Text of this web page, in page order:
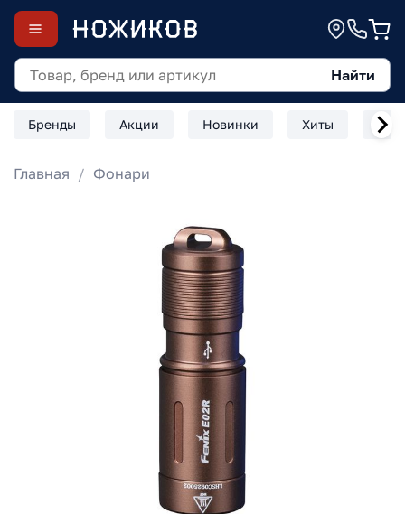
Найти
Бренды Акции Новинки Хиты
Главная Фонари